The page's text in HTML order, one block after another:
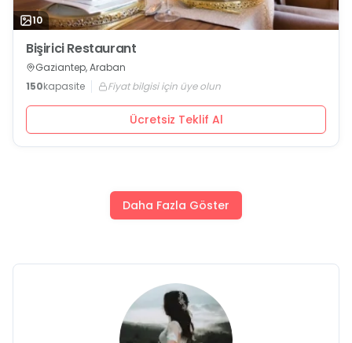
10
Bişirici Restaurant
Gaziantep, Araban
150kapasite Fiyat bilgisi için üye olun
Ücretsiz Teklif Al
Daha Fazla Göster